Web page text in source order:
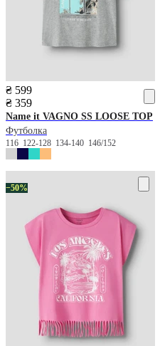
₴ 599
₴ 359
Name it VAGNO SS LOOSE TOP
Футболка
116 122-128 134-140 146/152
−50%